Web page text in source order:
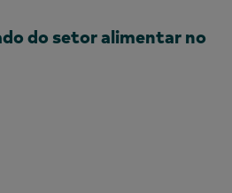
do setor alimentar no